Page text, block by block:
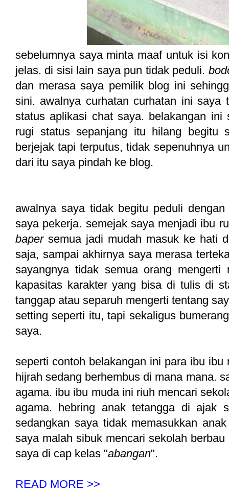
sebelumnya saya minta maaf untuk isi
jelas. di sisi lain saya pun tidak peduli.
dan merasa saya pemilik blog ini
sini. awalnya curhatan curhatan ini
status aplikasi chat saya. belakangan
rugi status sepanjang itu hilang begitu
berjejak tapi terputus, tidak sepenuhnya
dari itu saya pindah ke blog.
awalnya saya tidak begitu peduli
saya pekerja. semejak saya menjadi ibu
baper semua jadi mudah masuk ke hati
saja, sampai akhirnya saya merasa
sayangnya tidak semua orang
kapasitas karakter yang bisa di tulis di
tanggap atau separuh mengerti tentang
setting seperti itu, tapi sekaligus
saya.
seperti contoh belakangan ini para ibu
hijrah sedang berhembus di mana mana.
agama. ibu ibu muda ini riuh mencari
agama. hebring anak tetangga di ajak
sedangkan saya tidak memasukkan
saya malah sibuk mencari sekolah
saya di cap kelas "abangan".
READ MORE >>